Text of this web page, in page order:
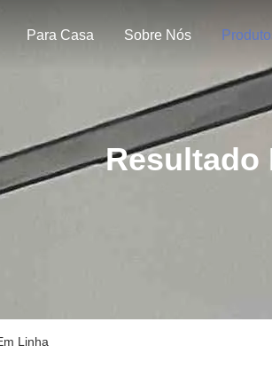
Para Casa Sobre Nós
Resultado
Linha